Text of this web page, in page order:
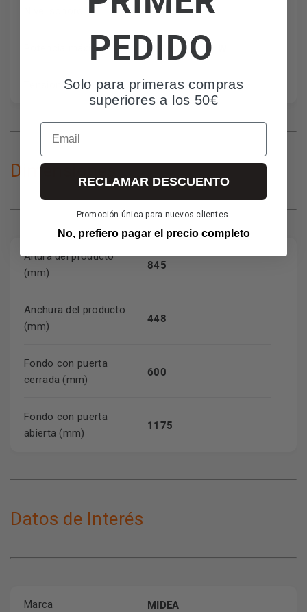
49 dB
Potencia máxima 1760 - 2100 W
Tensión alimentación 220 - 240 V / 50 Hz
Dimensiones
Altura del producto
(mm)
845
Anchura del producto
(mm)
448
Fondo con puerta
cerrada (mm)
600
Fondo con puerta
abierta (mm)
1175
Datos de Interés
Marca MIDEA
PEDIDO
Solo para primeras compras
superiores a los 50€
Email
RECLAMAR DESCUENTO
Promoción única para nuevos clientes.
No, prefiero pagar el precio completo